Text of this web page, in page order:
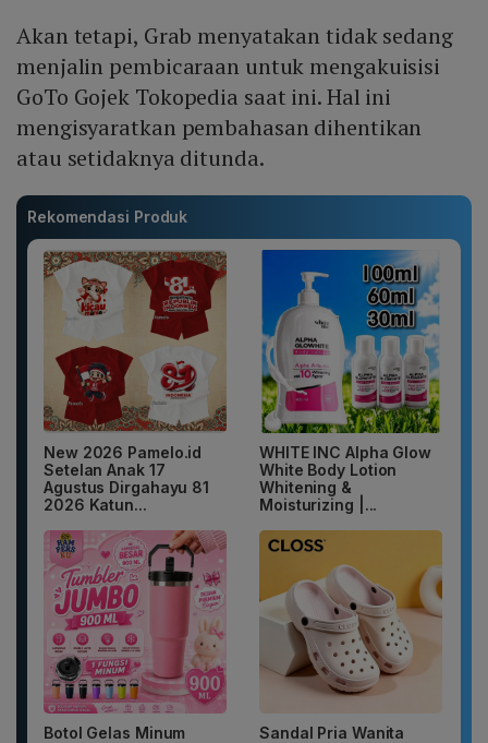
Akan tetapi, Grab menyatakan tidak sedang
menjalin pembicaraan untuk mengakuisisi
GoTo Gojek Tokopedia saat ini. Hal ini
mengisyaratkan pembahasan dihentikan
atau setidaknya ditunda.
Rekomendasi Produk
New 2026 Pamelo.id
Setelan Anak 17
Agustus Dirgahayu 81
2026 Katun...
WHITE INC Alpha Glow
White Body Lotion
Whitening &
Moisturizing |...
Botol Gelas Minum
Sandal Pria Wanita